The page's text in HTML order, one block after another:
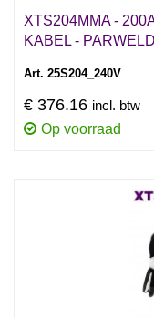
XTS204MMA -
KABEL - PARWELD
Art. 25S204_240V
€ 376.16 incl. btw
Op voorraad